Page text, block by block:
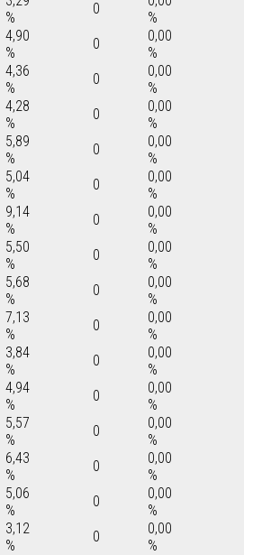
%
0
%
4,90
%
0
0,00
%
4,36
%
0
0,00
%
4,28
%
0
0,00
%
5,89
%
0
0,00
%
5,04
%
0
0,00
%
9,14
%
0
0,00
%
5,50
%
0
0,00
%
5,68
%
0
0,00
%
7,13
%
0
0,00
%
3,84
%
0
0,00
%
4,94
%
0
0,00
%
5,57
%
0
0,00
%
6,43
%
0
0,00
%
5,06
%
0
0,00
%
3,12
%
0
0,00
%